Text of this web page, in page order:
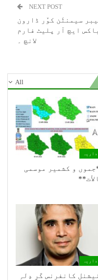
NEXT POST
سیمنٹَن کوٚر ڈارون
باکس ایچ آر پلیٹ فارم
لانچ ۔
All
و كشمیر موسمی
کانفرنس کَرِ دِلہِ